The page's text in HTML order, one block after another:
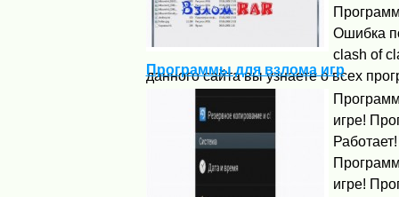
Ошибка
clash of
данного сайта вы узнаете о всех
Программы для взлома игр
игре!
игре!